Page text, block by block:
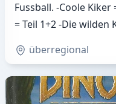
Fussball. -Coole Kiker
= Teil 1+2 -Die wilden
überregional